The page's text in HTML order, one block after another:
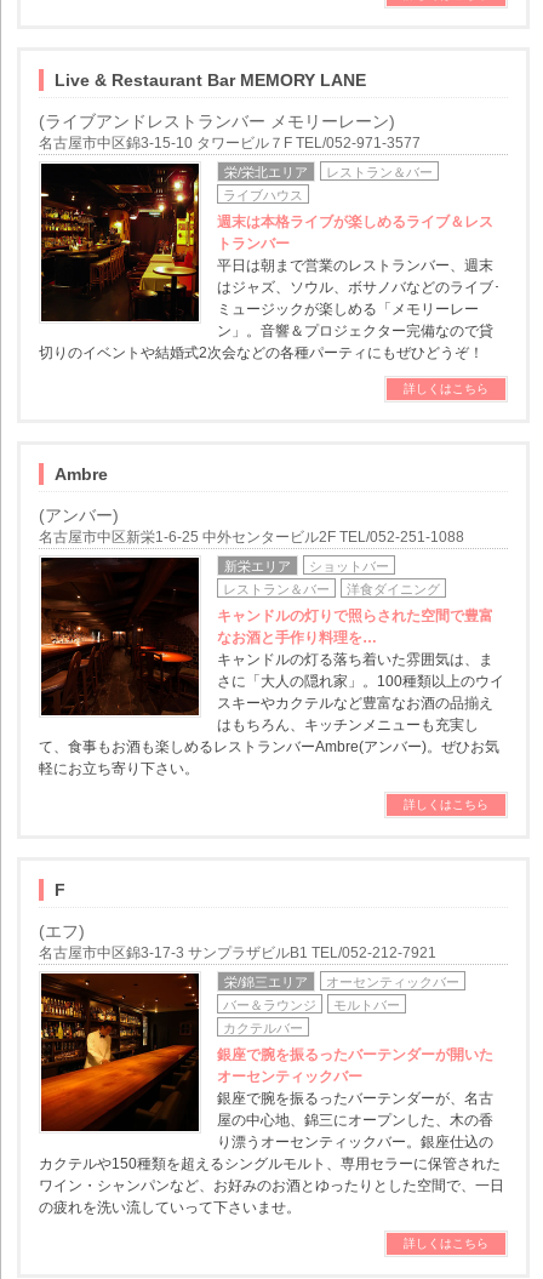
Live & Restaurant Bar MEMORY LANE
(ライブアンドレストランバー メモリーレーン)
名古屋市中区錦3-15-10 タワービル７F TEL/052-971-3577
栄/栄北エリア
レストラン＆バー
ライブハウス
週末は本格ライブが楽しめるライブ＆レス
トランバー
平日は朝まで営業のレストランバー、週末
はジャズ、ソウル、ボサノバなどのライブ･
ミュージックが楽しめる「メモリーレー
ン」。音響＆プロジェクター完備なので貸
切りのイベントや結婚式2次会などの各種パーティにもぜひどうぞ！
詳しくはこちら
Ambre
(アンバー)
名古屋市中区新栄1-6-25 中外センタービル2F TEL/052-251-1088
新栄エリア
ショットバー
レストラン＆バー
洋食ダイニング
キャンドルの灯りで照らされた空間で豊富
なお酒と手作り料理を…
キャンドルの灯る落ち着いた雰囲気は、ま
さに「大人の隠れ家」。100種類以上のウイ
スキーやカクテルなど豊富なお酒の品揃え
はもちろん、キッチンメニューも充実し
て、食事もお酒も楽しめるレストランバーAmbre(アンバー)。ぜひお気
軽にお立ち寄り下さい。
詳しくはこちら
F
(エフ)
名古屋市中区錦3-17-3 サンプラザビルB1 TEL/052-212-7921
栄/錦三エリア
オーセンティックバー
バー＆ラウンジ
モルトバー
カクテルバー
銀座で腕を振るったバーテンダーが開いた
オーセンティックバー
銀座で腕を振るったバーテンダーが、名古
屋の中心地、錦三にオープンした、木の香
り漂うオーセンティックバー。銀座仕込の
カクテルや150種類を超えるシングルモルト、専用セラーに保管された
ワイン・シャンパンなど、お好みのお酒とゆったりとした空間で、一日
の疲れを洗い流していって下さいませ。
詳しくはこちら